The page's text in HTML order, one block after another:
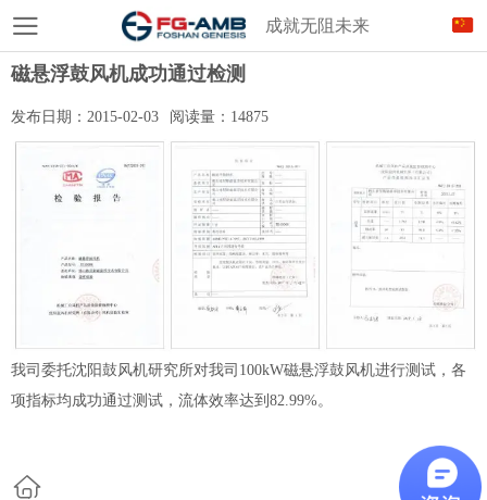
成就无阻未来
磁悬浮鼓风机成功通过检测
发布日期： 2015-02-03 阅读量： 14875
我司委托沈阳鼓风机研究所对我司100kW磁悬浮鼓风机进行测试，各
项指标均成功通过测试，流体效率达到82.99%。